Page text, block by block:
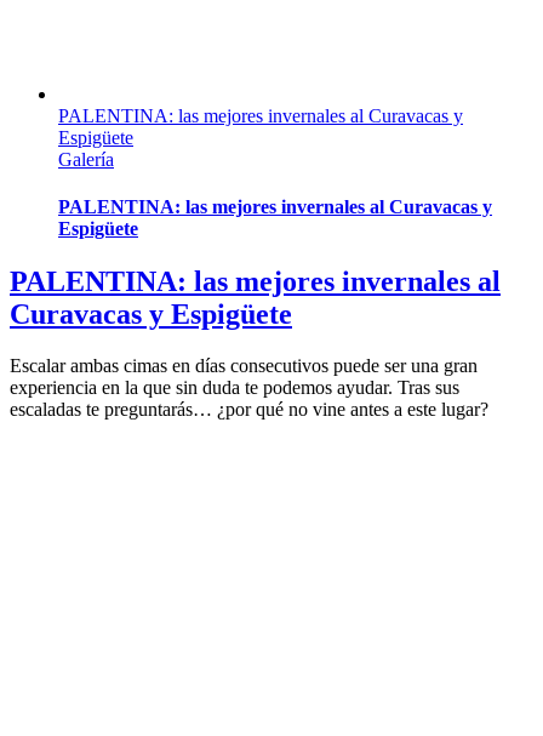
PALENTINA: las mejores invernales al Curavacas y
Espigüete
Galería
PALENTINA: las mejores invernales al Curavacas y
Espigüete
PALENTINA: las mejores invernales al
Curavacas y Espigüete
Escalar ambas cimas en días consecutivos puede ser una gran
experiencia en la que sin duda te podemos ayudar. Tras sus
escaladas te preguntarás… ¿por qué no vine antes a este lugar?